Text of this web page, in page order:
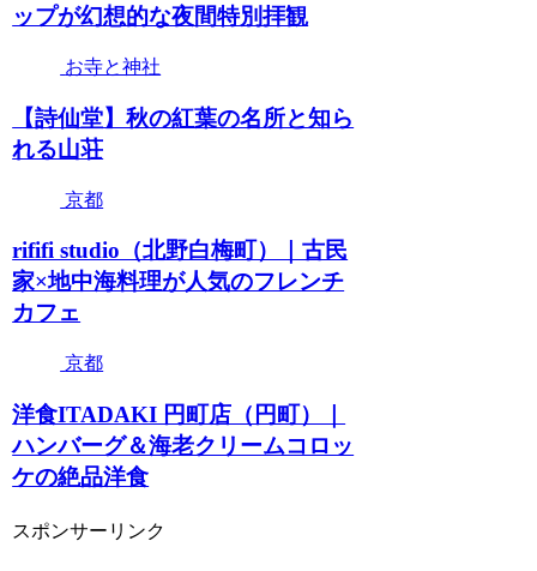
ップが幻想的な夜間特別拝観
お寺と神社
【詩仙堂】秋の紅葉の名所と知ら
れる山荘
京都
rififi studio（北野白梅町）｜古民
家×地中海料理が人気のフレンチ
カフェ
京都
洋食ITADAKI 円町店（円町）｜
ハンバーグ＆海老クリームコロッ
ケの絶品洋食
スポンサーリンク